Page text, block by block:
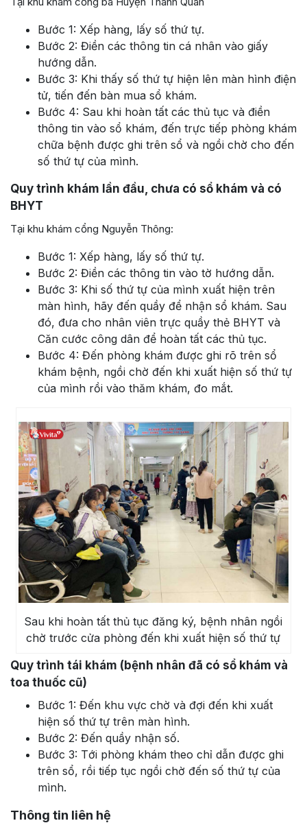
Bước 1: Xếp hàng, lấy số thứ tự.
Bước 2: Điền các thông tin cá nhân vào giấy
hướng dẫn.
Bước 3: Khi thấy số thứ tự hiện lên màn hình điện
tử, tiến đến bàn mua sổ khám.
Bước 4: Sau khi hoàn tất các thủ tục và điền
thông tin vào sổ khám, đến trực tiếp phòng khám
chữa bệnh được ghi trên sổ và ngồi chờ cho đến
số thứ tự của mình.
Quy trình khám lần đầu, chưa có sổ khám và có
BHYT
Tại khu khám cổng Nguyễn Thông:
Bước 1: Xếp hàng, lấy số thứ tự.
Bước 2: Điền các thông tin vào tờ hướng dẫn.
Bước 3: Khi số thứ tự của mình xuất hiện trên
màn hình, hãy đến quầy để nhận sổ khám. Sau
đó, đưa cho nhân viên trực quầy thẻ BHYT và
Căn cước công dân để hoàn tất các thủ tục.
Bước 4: Đến phòng khám được ghi rõ trên sổ
khám bệnh, ngồi chờ đến khi xuất hiện số thứ tự
của mình rồi vào thăm khám, đo mắt.
Sau khi hoàn tất thủ tục đăng ký, bệnh nhân ngồi
chờ trước cửa phòng đến khi xuất hiện số thứ tự
Quy trình tái khám (bệnh nhân đã có sổ khám và
toa thuốc cũ)
Bước 1: Đến khu vực chờ và đợi đến khi xuất
hiện số thứ tự trên màn hình.
Bước 2: Đến quầy nhận số.
Bước 3: Tới phòng khám theo chỉ dẫn được ghi
trên sổ, rồi tiếp tục ngồi chờ đến số thứ tự của
mình.
Thông tin liên hệ